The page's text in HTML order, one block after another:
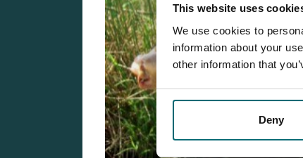
This website uses
We use cookies to
information about your
other information that
Deny